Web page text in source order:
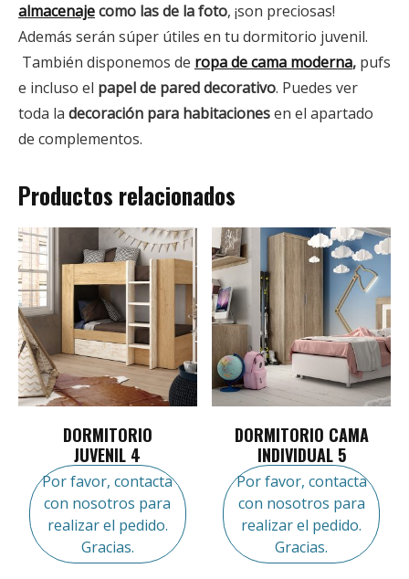
almacenajecomo las de la foto, ¡son preciosas!
Además serán súper útiles en tu dormitorio juvenil.
También disponemos de ropa de cama moderna, pufs
e incluso el papel de pared decorativo. Puedes ver
toda la decoración para habitacionesen el apartado
de complementos.
Productos relacionados
DORMITORIO
JUVENIL 4
Por favor, contacta
con nosotros para
realizar el pedido.
Gracias.
DORMITORIO CAMA
INDIVIDUAL 5
Por favor, contacta
con nosotros para
realizar el pedido.
Gracias.